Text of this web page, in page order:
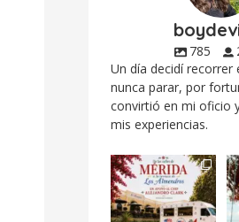
785
Un día decidí recorrer
nunca parar, por
convirtió en mi oficio
mis experiencias.
Siempre me mueven
las causas y comer
con causa es...
12 0